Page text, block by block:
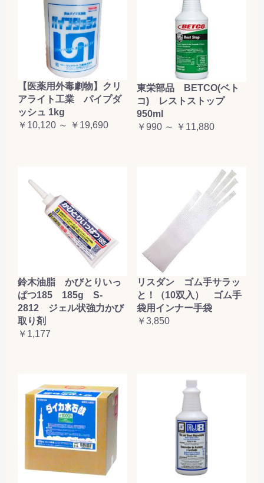
【医薬用外毒劇物】クリ
アライト工業 パイプダ
ッシュ 1kg
￥10,120 ～ ￥19,690
東栄部品 BETCO(ベト
コ) レストストップ
950ml
￥990 ～ ￥11,880
鈴木油脂 かびとりいっ
ぱつ185 185g S-
2812 ジェル状強力かび
取り剤
￥1,177
リスダン ゴム手サラッ
と！（10双入） ゴム手
袋用インナー手袋
￥3,850